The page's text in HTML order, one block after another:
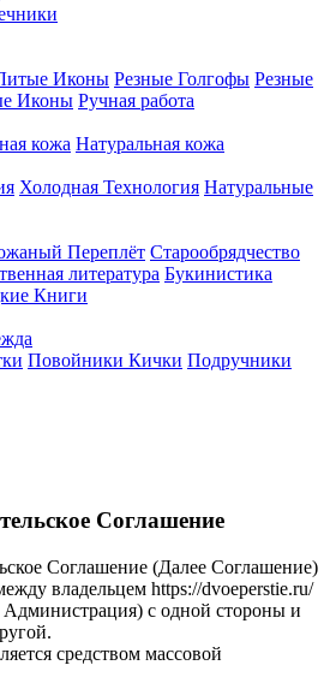
Иконы Резные Голгофы Резные
Иконы Ручная работа
кожа Натуральная кожа
Холодная Технология Натуральные
Переплёт Старообрядчество
литература Букинистика
Книги
Повойники Кички Подручники
Соглашение
Соглашение (Далее Соглашение)
владельцем https://dvoeperstie.ru/
Администрация) с одной стороны и
средством массовой